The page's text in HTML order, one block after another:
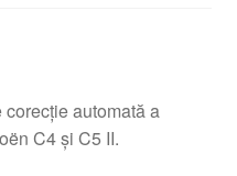
automată a
C4 și C5 II.